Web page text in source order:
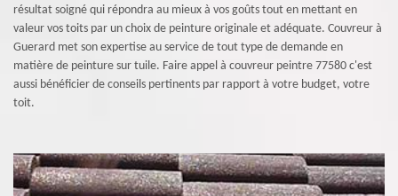
résultat soigné qui répondra au mieux à vos goûts tout en mettant en
valeur vos toits par un choix de peinture originale et adéquate. Couvreur à
Guerard met son expertise au service de tout type de demande en
matière de peinture sur tuile. Faire appel à couvreur peintre 77580 c'est
aussi bénéficier de conseils pertinents par rapport à votre budget, votre
toit.